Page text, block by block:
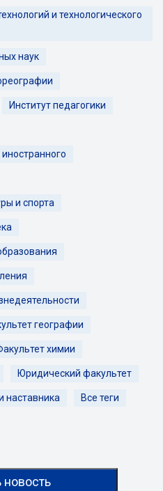
и технологического
наук
Институт педагогики
иностранного
и спорта
географии
химии
Юридический факультет
наставника Все теги